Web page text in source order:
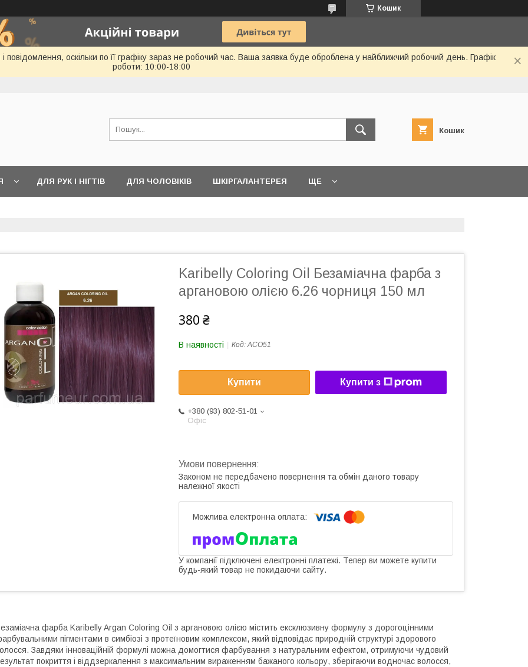
Кошик
оскільки по її графіку зараз не робочий час. Ваша заявка буде оброблена у найближчий робочий день. Графік
роботи: 10:00-18:00
Кошик
ДЛЯ РУК І НІГТІВ ДЛЯ ЧОЛОВІКІВ ШКІРГАЛАНТЕРЕЯ ЩЕ
Karibelly Coloring Oil Безаміачна фарба з
аргановою олією 6.26 чорниця 150 мл
380 ₴
В наявності Код:ACO51
Купити Купити з
+380 (93) 802-51-01
Офіс
Законом не передбачено повернення та обмін даного товару
належної якості
У компанії підключені електронні платежі. Тепер ви можете купити
будь-який товар не покидаючи сайту.
фарба Karibelly Argan Coloring Oil з аргановою олією містить ексклюзивну формулу з дорогоцінними
пігментами в симбіозі з протеїновим комплексом, який відповідає природній структурі здорового
Завдяки інноваційній формулі можна домогтися фарбування з натуральним ефектом, отримуючи чудовий
покриття і віддзеркалення з максимальним вираженням бажаного кольору, зберігаючи водночас волосся,